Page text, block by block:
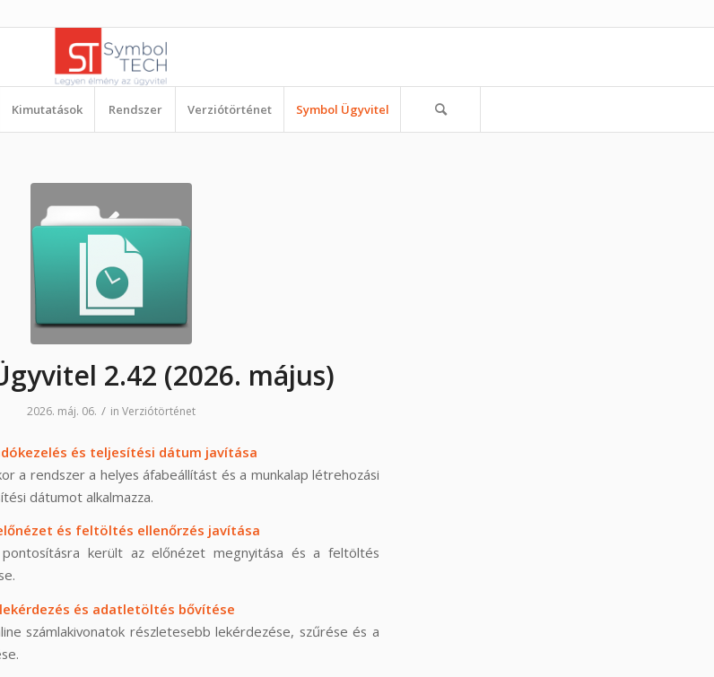
Kimutatások Rendszer Verziótörténet Symbol Ügyvitel
2.42 (2026. május)
2026. máj. 06. / in Verziótörténet
és teljesítési dátum javítása
a rendszer a helyes áfabeállítást és a munkalap létrehozási
dátumot alkalmazza.
és feltöltés ellenőrzés javítása
került az előnézet megnyitása és a feltöltés
és adatletöltés bővítése
számlakivonatok részletesebb lekérdezése, szűrése és a